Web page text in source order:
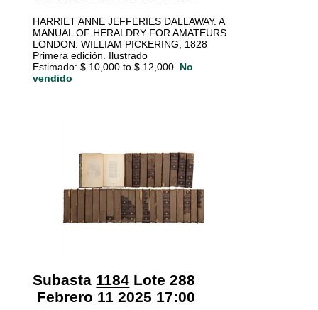
HARRIET ANNE JEFFERIES DALLAWAY. A
MANUAL OF HERALDRY FOR AMATEURS
LONDON: WILLIAM PICKERING, 1828
Primera edición. Ilustrado
Estimado: $ 10,000 to $ 12,000. No
vendido
Subasta 1184 Lote 288
Febrero 11 2025 17:00